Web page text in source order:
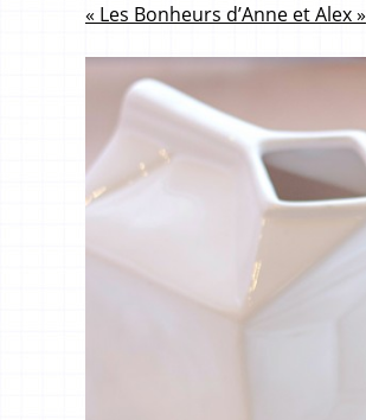
« Les Bonheurs d’Anne et Alex »